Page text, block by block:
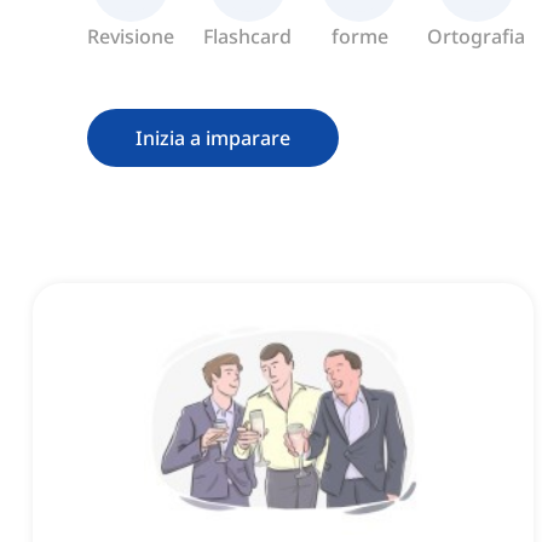
Revisione Flashcard forme Ortografia
Inizia a imparare